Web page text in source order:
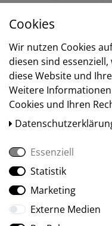
Versand
Social Media
Cookies
Wir nutzen Cookies
diesen sind
diese Website und
Weitere
Cookies und Ihren
Essenziell
Statistik
Marketing
Externe Medien